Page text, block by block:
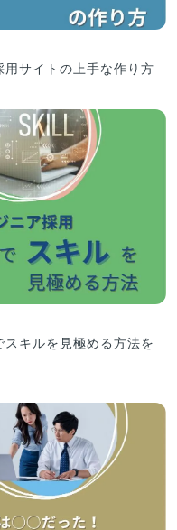
サイトの上手な作り方
キルを見極める方法を